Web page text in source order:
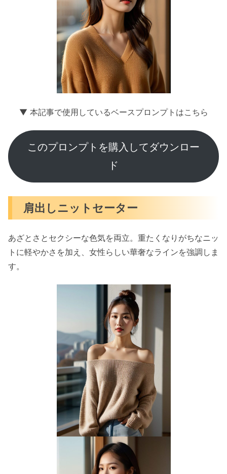
▼ 本記事で使用しているベースプロンプトはこちら
このプロンプトを購入してダウンロー
ド
肩出しニットセーター
あざとさとセクシーな色気を両立。重たくなりがちなニッ
トに軽やかさを加え、女性らしい華奢なラインを強調しま
す。